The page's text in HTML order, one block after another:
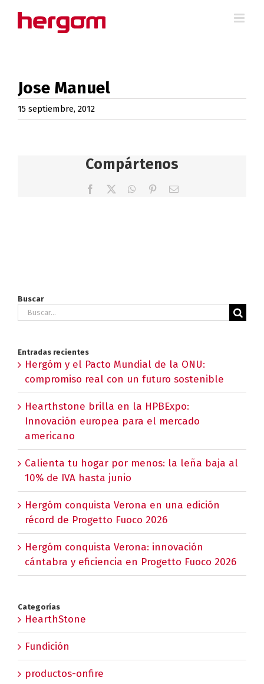
Jose Manuel
15 septiembre, 2012
Compártenos
Facebook WhatsApp
PinterestCorreo
Buscar
Buscar:
Entradas recientes
Hergóm y el Pacto Mundial de la ONU:
compromiso real con un futuro sostenible
Hearthstone brilla en la HPBExpo:
Innovación europea para el mercado
americano
Calienta tu hogar por menos: la leña baja al
10% de IVA hasta junio
Hergóm conquista Verona en una edición
récord de Progetto Fuoco 2026
Hergóm conquista Verona: innovación
cántabra y eficiencia en Progetto Fuoco 2026
Categorías
HearthStone
Fundición
productos-onfire